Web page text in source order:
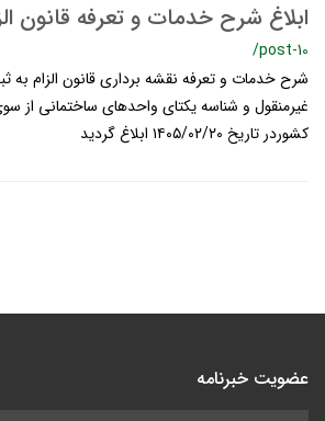
ابلاغ شرح خدمات و تعرفه قانون
/post-10
شرح خدمات و تعرفه نقشه برداری قانون الزام به
غیرمنقول و شناسه یکتای واحدهای ساختمانی از
کشوردر تاریخ ١۴٠۵/٠٢/٢٠ ابلاغ گردید
عضویت خبرنامه